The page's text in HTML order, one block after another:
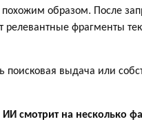
образом. После
релевантные фрагменты
поисковая выдача или
ИИ смотрит на несколько